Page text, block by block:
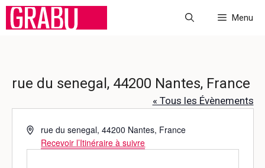
Aller
Menu
rue du senegal, 44200 Nantes, France
« Tous les Évènements
A
rue du senegal, 44200 Nantes, France
Recevoir l’Itinéraire à suivre